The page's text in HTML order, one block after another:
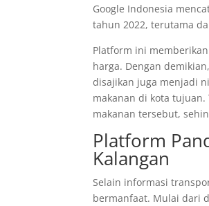
Google Indonesia
tahun 2022, terutama
Platform ini
harga. Dengan
disajikan juga menjadi
makanan di kota
makanan tersebut,
Platform
Kalangan
Selain informasi
bermanfaat. Mulai dari